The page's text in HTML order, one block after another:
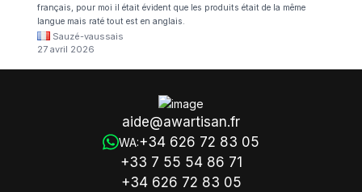
français, pour moi il était évident que les produits était de la même
langue mais raté tout est en anglais.
Sauzé-vaussais
27 avril 2026
aide@awartisan.fr
WA:+34 626 72 83 05
+33 7 55 54 86 71
+34 626 72 83 05